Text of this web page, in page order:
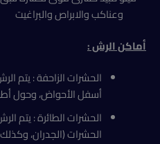
وعناكب والابراص والبراغيت
أماكن الرش :
الحشرات الزاحفة : يتم
أسفل الأحواض، وحول
الحشرات الطائرة : يتم
الحشرات (الجدران،